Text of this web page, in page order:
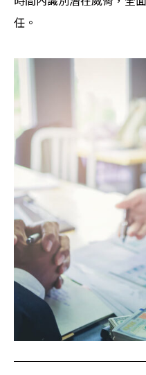
任。